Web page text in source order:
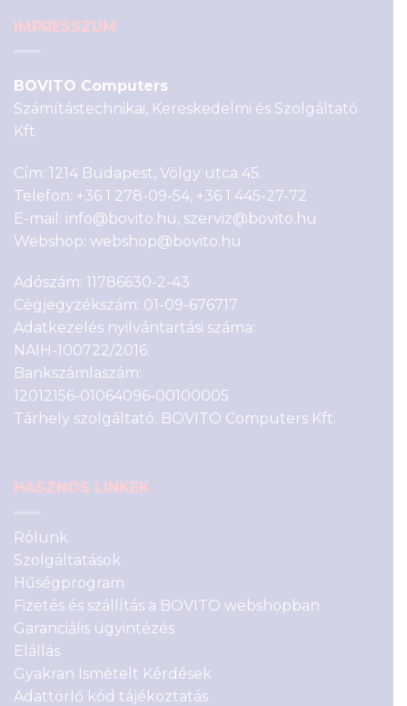
IMPRESSZUM
BOVITO Computers
Számítástechnikai, Kereskedelmi és Szolgáltató
Kft.
Cím: 1214 Budapest, Völgy utca 45.
Telefon: +36 1 278-09-54, +36 1 445-27-72
E-mail: info@bovito.hu, szerviz@bovito.hu
Webshop: webshop@bovito.hu
Adószám: 11786630-2-43
Cégjegyzékszám: 01-09-676717
Adatkezelés nyilvántartási száma:
NAIH-100722/2016.
Bankszámlaszám:
12012156-01064096-00100005
Tárhely szolgáltató: BOVITO Computers Kft.
HASZNOS LINKEK
Rólunk
Szolgáltatások
Hűségprogram
Fizetés és szállítás a BOVITO webshopban
Garanciális ügyintézés
Elállás
Gyakran Ismételt Kérdések
Adattörlő kód tájékoztatás